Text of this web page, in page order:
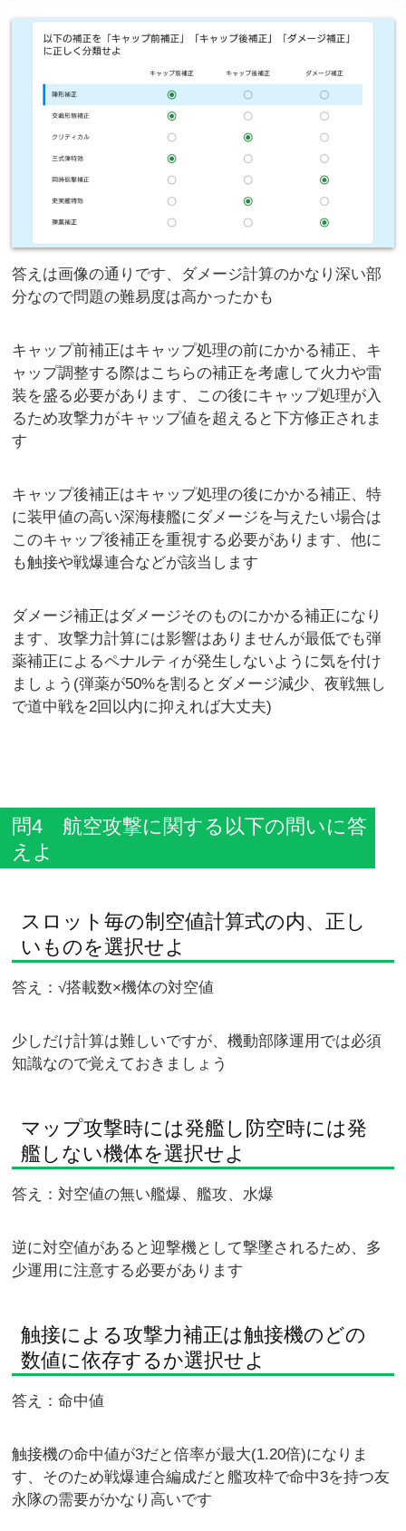
答えは画像の通りです、ダメージ計算のかなり深い部
分なので問題の難易度は高かったかも
キャップ前補正はキャップ処理の前にかかる補正、キ
ャップ調整する際はこちらの補正を考慮して火力や雷
装を盛る必要があります、この後にキャップ処理が入
るため攻撃力がキャップ値を超えると下方修正されま
す
キャップ後補正はキャップ処理の後にかかる補正、特
に装甲値の高い深海棲艦にダメージを与えたい場合は
このキャップ後補正を重視する必要があります、他に
も触接や戦爆連合などが該当します
ダメージ補正はダメージそのものにかかる補正になり
ます、攻撃力計算には影響はありませんが最低でも弾
薬補正によるペナルティが発生しないように気を付け
ましょう(弾薬が50%を割るとダメージ減少、夜戦無し
で道中戦を2回以内に抑えれば大丈夫)
問4 航空攻撃に関する以下の問いに答
えよ
スロット毎の制空値計算式の内、正し
いものを選択せよ
答え：√搭載数×機体の対空値
少しだけ計算は難しいですが、機動部隊運用では必須
知識なので覚えておきましょう
マップ攻撃時には発艦し防空時には発
艦しない機体を選択せよ
答え：対空値の無い艦爆、艦攻、水爆
逆に対空値があると迎撃機として撃墜されるため、多
少運用に注意する必要があります
触接による攻撃力補正は触接機のどの
数値に依存するか選択せよ
答え：命中値
触接機の命中値が3だと倍率が最大(1.20倍)になりま
す、そのため戦爆連合編成だと艦攻枠で命中3を持つ友
永隊の需要がかなり高いです